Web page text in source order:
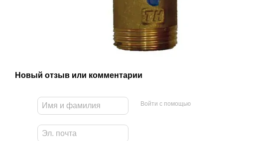
Новый отзыв или комментарий
Войти с помощью